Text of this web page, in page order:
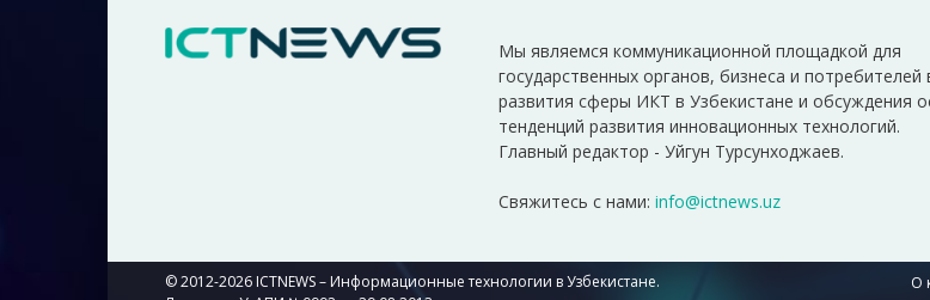
Мы являемся коммуникационной площадкой для
государственных органов, бизнеса и потребителей
развития сферы ИКТ в Узбекистане и обсуждения
тенденций развития инновационных технологий.
Главный редактор - Уйгун Турсунходжаев.
Свяжитесь с нами: info@ictnews.uz
О
© 2012-2026 ICTNEWS – Информационные технологии в Узбекистане.